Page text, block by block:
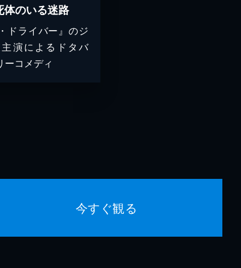
体のいる迷路
ドライバー』のジ
演によるドタバ
ーコメディ
今すぐ観る